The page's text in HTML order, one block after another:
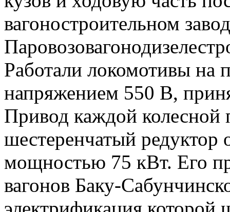
вагоностроительном
Работали локомотивы на
напряжением 550 В,
Привод каждой колесной
шестеренчатый редуктор
мощностью 75 кВт. Его
вагонов Баку-